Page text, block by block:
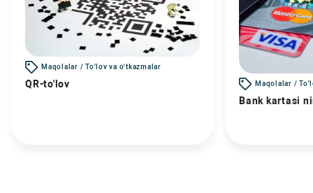
Maqolalar / To'lov va o'tkazmalar
QR-to'lov Maqolalar /
Bank kartasi